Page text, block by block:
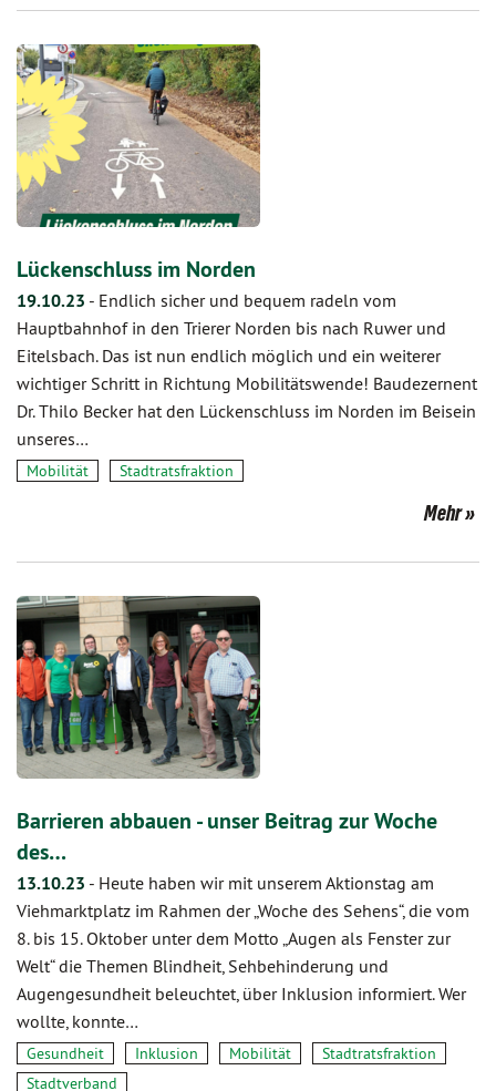
Lückenschluss im Norden
19.10.23 - Endlich sicher und bequem radeln vom
Hauptbahnhof in den Trierer Norden bis nach Ruwer und
Eitelsbach. Das ist nun endlich möglich und ein weiterer
wichtiger Schritt in Richtung Mobilitätswende! Baudezernent
Dr. Thilo Becker hat den Lückenschluss im Norden im Beisein
unseres…
Mobilität Stadtratsfraktion
Mehr
Barrieren abbauen - unser Beitrag zur Woche
des…
13.10.23 - Heute haben wir mit unserem Aktionstag am
Viehmarktplatz im Rahmen der „Woche des Sehens“, die vom
8. bis 15. Oktober unter dem Motto „Augen als Fenster zur
Welt“ die Themen Blindheit, Sehbehinderung und
Augengesundheit beleuchtet, über Inklusion informiert. Wer
wollte, konnte…
Gesundheit Inklusion Mobilität
Stadtratsfraktion
Stadtverband